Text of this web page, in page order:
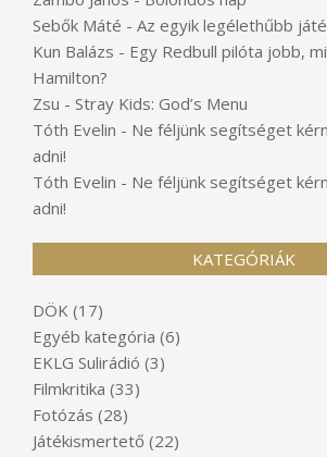
Sebők Máté - Az egyik legélethűbb
Kun Balázs - Egy Redbull pilóta jobb,
Hamilton?
Zsu - Stray Kids: God’s Menu
Tóth Evelin - Ne féljünk segítséget
adni!
Tóth Evelin - Ne féljünk segítséget
adni!
KATEGÓRIÁK
DÖK (17)
Egyéb kategória (6)
EKLG Sulirádió (3)
Filmkritika (33)
Fotózás (28)
Játékismertető (22)